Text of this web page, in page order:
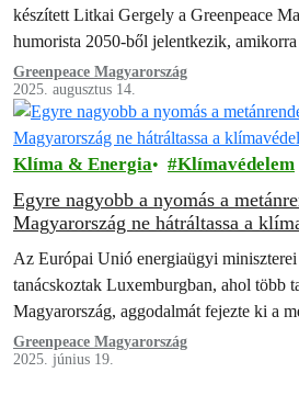
készített Litkai Gergely a Greenpeace
humorista 2050-ből jelentkezik,
felmelegedés és vízhiány már drámaian
Greenpeace Magyarország
2025. augusztus 14.
Klíma & Energia Klímavédelem
Egyre nagyobb a nyomás a
Magyarország ne hátráltassa a
Az Európai Unió energiaügyi
tanácskoztak Luxemburgban, ahol több
Magyarország, aggodalmát fejezte ki a
csökkentésről szóló új EU-s rendelet
kapcsolatban. A Románia által vezetett,…
Greenpeace Magyarország
2025. június 19.